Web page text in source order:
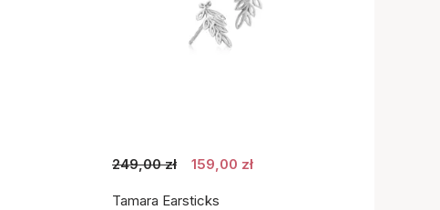
249,00 zł 159,00 zł
Tamara Earsticks